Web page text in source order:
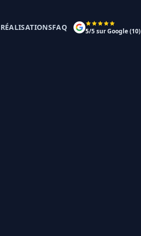
RÉALISATIONSFAQ 5/5 sur Google (10)